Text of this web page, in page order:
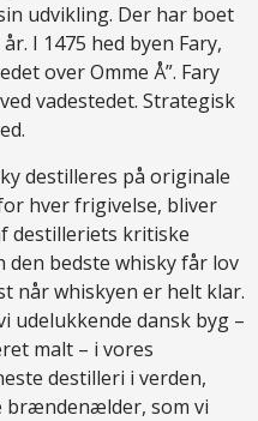
udvikling. Der har boet
I 1475 hed byen Fary,
over Omme Å”. Fary
vadestedet. Strategisk
destilleres på originale
hver frigivelse, bliver
destilleriets kritiske
den bedste whisky får lov
når whiskyen er helt klar.
udelukkende dansk byg –
malt – i vores
destilleri i verden,
brændenælder, som vi